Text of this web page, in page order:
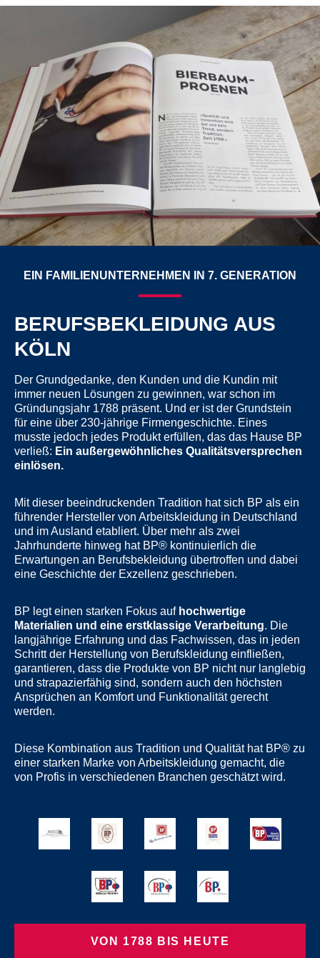
EIN FAMILIENUNTERNEHMEN IN 7. GENERATION
BERUFSBEKLEIDUNG AUS
KÖLN
Der Grundgedanke, den Kunden und die Kundin mit
immer neuen Lösungen zu gewinnen, war schon im
Gründungsjahr 1788 präsent. Und er ist der Grundstein
für eine über 230-jährige Firmengeschichte. Eines
musste jedoch jedes Produkt erfüllen, das das Hause BP
verließ: Ein außergewöhnliches Qualitätsversprechen
einlösen.
Mit dieser beeindruckenden Tradition hat sich BP als ein
führender Hersteller von Arbeitskleidung in Deutschland
und im Ausland etabliert. Über mehr als zwei
Jahrhunderte hinweg hat BP® kontinuierlich die
Erwartungen an Berufsbekleidung übertroffen und dabei
eine Geschichte der Exzellenz geschrieben.
BP legt einen starken Fokus aufhochwertige
Materialien und eine erstklassige Verarbeitung. Die
langjährige Erfahrung und das Fachwissen, das in jeden
Schritt der Herstellung von Berufskleidung einfließen,
garantieren, dass die Produkte von BP nicht nur langlebig
und strapazierfähig sind, sondern auch den höchsten
Ansprüchen an Komfort und Funktionalität gerecht
werden.
Diese Kombination aus Tradition und Qualität hat BP® zu
einer starken Marke von Arbeitskleidung gemacht, die
von Profis in verschiedenen Branchen geschätzt wird.
VON 1788 BIS HEUTE